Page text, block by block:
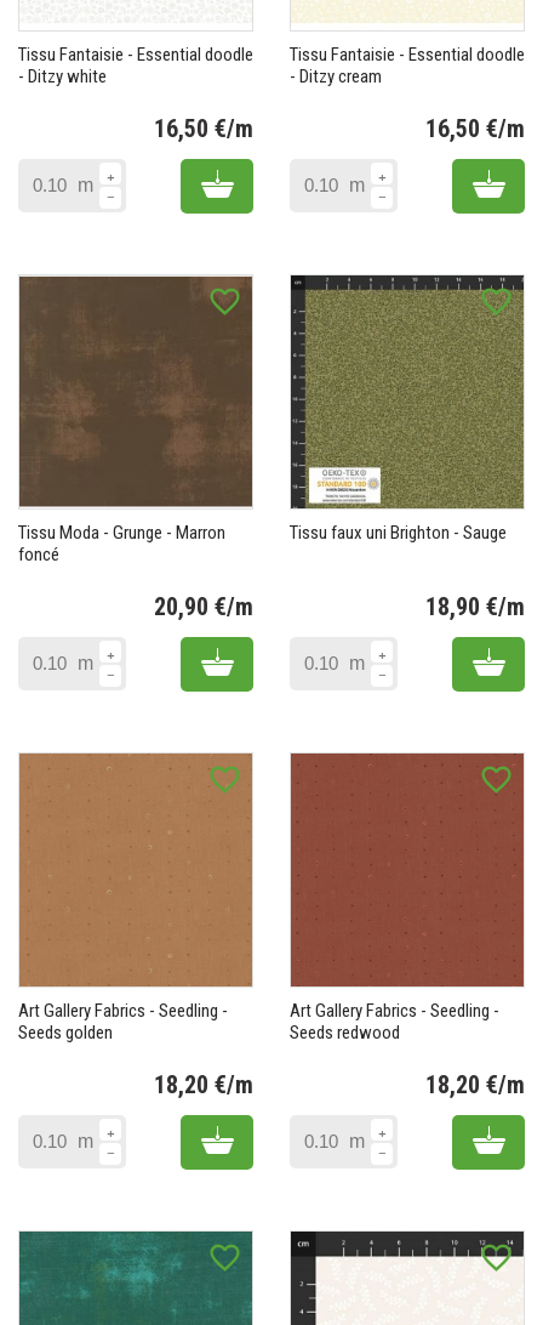
Tissu Fantaisie - Essential doodle
- Ditzy white
16,50 €/m
m Add to cart
Tissu Fantaisie - Essential doodle
- Ditzy cream
16,50 €/m
m Add
favorite_border
Tissu Moda - Grunge - Marron
foncé
20,90 €/m
m Add to cart
favorite_border
Tissu faux uni Brighton - Sauge
18,90 €/m
m Add
favorite_border
Art Gallery Fabrics - Seedling -
Seeds golden
18,20 €/m
m Add to cart
favorite_border
Art Gallery Fabrics - Seedling -
Seeds redwood
18,20 €/m
m Add
favorite_border favorite_border